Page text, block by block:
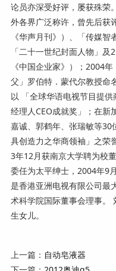
论员亦深受好评，屡获殊荣
外各界广泛称许，曾先后获
《华声月刊》）、「传媒智
「二十一世纪封面人物」
《中国企业家》）；2004
父」罗伯特．蒙代尔教授命
以 「全球华语电视节目提
经理人CEO成就奖」；在新
嘉诚、郭鹤年、张瑞敏等
具创造力之华商领袖」之荣
3年12月获南京大学聘为校
委任为太平绅士，2004年9
是香港亚洲电视有限公司最
术科学院国际董事会理事。
生女儿。
上一篇： 自动皂液器